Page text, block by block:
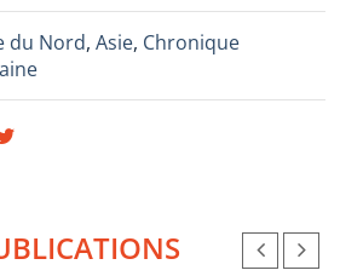
du Nord, Asie, Chronique